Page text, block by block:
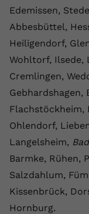
Edemissen,
Abbesbüttel,
Heiligendorf,
Wohltorf, Ilsede,
Cremlingen,
Gebhardshagen,
Flachstöckheim,
Ohlendorf,
Langelsheim, Bad
Barmke, Rühen,
Salzdahlum,
Kissenbrück,
Hornburg.